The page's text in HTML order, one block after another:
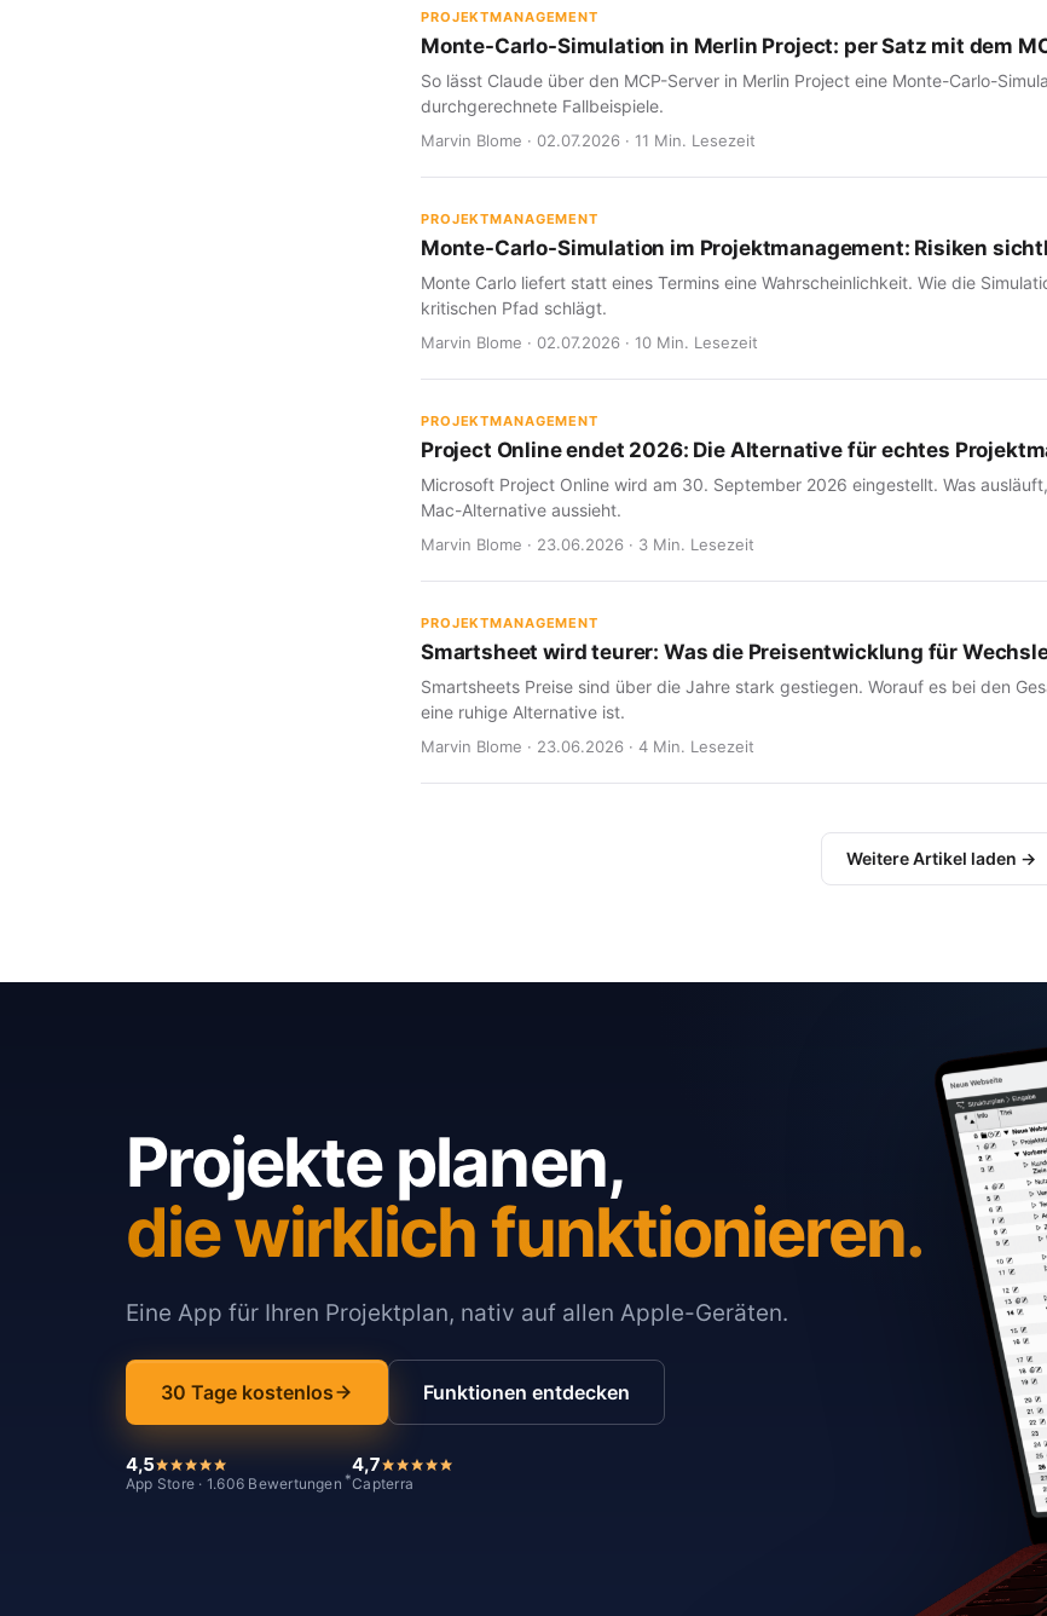
PROJEKTMANAGEMENT
Monte-Carlo-Simulation in Merlin Project: per Satz mit dem
So lässt Claude über den MCP-Server in Merlin Project eine Monte-Carlo-
durchgerechnete Fallbeispiele.
Marvin Blome · 02.07.2026 · 11 Min. Lesezeit
PROJEKTMANAGEMENT
Monte-Carlo-Simulation im Projektmanagement: Risiken
Monte Carlo liefert statt eines Termins eine Wahrscheinlichkeit. Wie die
kritischen Pfad schlägt.
Marvin Blome · 02.07.2026 · 10 Min. Lesezeit
PROJEKTMANAGEMENT
Project Online endet 2026: Die Alternative für echtes
Microsoft Project Online wird am 30. September 2026 eingestellt. Was
Mac-Alternative aussieht.
Marvin Blome · 23.06.2026 · 3 Min. Lesezeit
PROJEKTMANAGEMENT
Smartsheet wird teurer: Was die Preisentwicklung für
Smartsheets Preise sind über die Jahre stark gestiegen. Worauf es bei den
eine ruhige Alternative ist.
Marvin Blome · 23.06.2026 · 4 Min. Lesezeit
Weitere Artikel laden →
Projekte planen,
die wirklich funktionieren.
Eine App für Ihren Projektplan, nativ auf allen Apple-Geräten.
30 Tage kostenlos Funktionen entdecken
4,5
App Store · 1.606 Bewertungen *
4,7
Capterra